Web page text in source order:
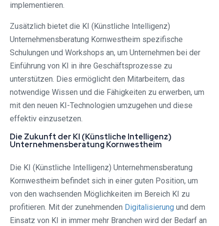
implementieren.
Zusätzlich bietet die KI (Künstliche Intelligenz)
Unternehmensberatung Kornwestheim spezifische
Schulungen und Workshops an, um Unternehmen bei der
Einführung von KI in ihre Geschäftsprozesse zu
unterstützen. Dies ermöglicht den Mitarbeitern, das
notwendige Wissen und die Fähigkeiten zu erwerben, um
mit den neuen KI-Technologien umzugehen und diese
effektiv einzusetzen.
Die Zukunft der KI (Künstliche Intelligenz)
Unternehmensberatung Kornwestheim
Die KI (Künstliche Intelligenz) Unternehmensberatung
Kornwestheim befindet sich in einer guten Position, um
von den wachsenden Möglichkeiten im Bereich KI zu
profitieren. Mit der zunehmenden Digitalisierung und dem
Einsatz von KI in immer mehr Branchen wird der Bedarf an